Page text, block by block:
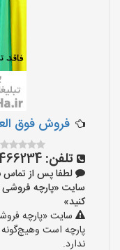
فروش فوق
تلفن:
لطفا پس از تماس
کنید»
سایت «پارچه
پارچه است
ندارد.